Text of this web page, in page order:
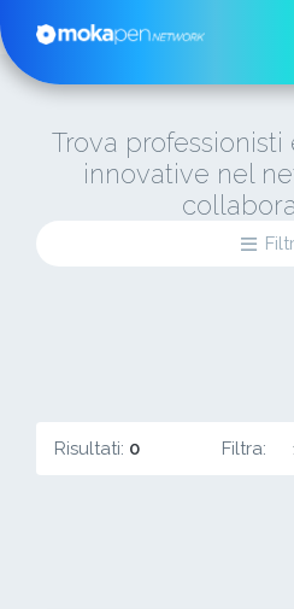
Trova
innovative nel
Risultati: 0 Filtra: